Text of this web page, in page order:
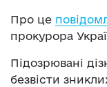
Про це
прокурора
Підозрювані
безвісти